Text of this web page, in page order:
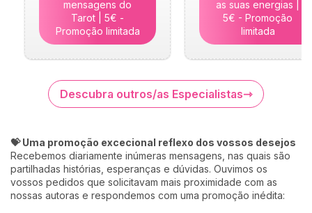
mensagens do
Tarot | 5€ -
Promoção limitada
as suas energias |
5€ - Promoção
limitada
Descubra outros/as Especialistas
💝 Uma promoção excecional reflexo dos vossos desejos
Recebemos diariamente inúmeras mensagens, nas quais são
partilhadas histórias, esperanças e dúvidas. Ouvimos os
vossos pedidos que solicitavam mais proximidade com as
nossas autoras e respondemos com uma promoção inédita: